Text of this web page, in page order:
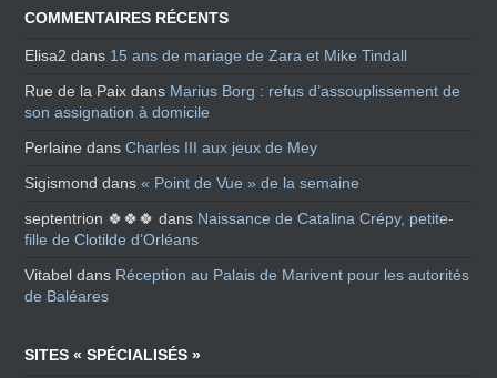
COMMENTAIRES RÉCENTS
Elisa2 dans 15 ans de mariage de Zara et Mike Tindall
Rue de la Paix dans Marius Borg : refus d’assouplissement de
son assignation à domicile
Perlaine dansCharles III aux jeux de Mey
Sigismond dans« Point de Vue » de la semaine
septentrion 🍀🍀🍀 dans Naissance de Catalina Crépy, petite-
fille de Clotilde d’Orléans
Vitabel dans Réception au Palais de Marivent pour les autorités
de Baléares
SITES « SPÉCIALISÉS »